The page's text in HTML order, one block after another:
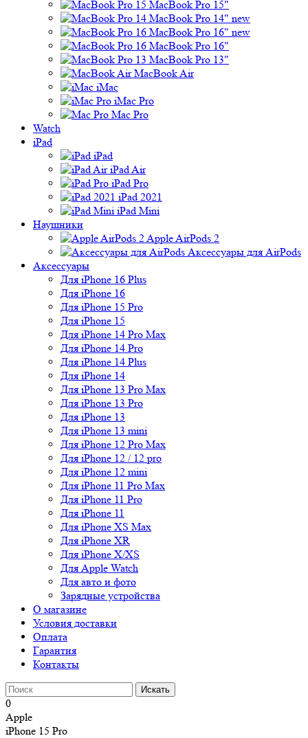
MacBook Pro 15"
MacBook Pro 14" new
MacBook Pro 16" new
MacBook Pro 16"
MacBook Pro 13"
MacBook Air
iMac
iMac Pro
Mac Pro
Watch
iPad
iPad
iPad Air
iPad Pro
iPad 2021
iPad Mini
Наушники
Apple AirPods 2
Аксессуары для AirPods
Аксессуары
Для iPhone 16 Plus
Для iPhone 16
Для iPhone 15 Pro
Для iPhone 15
Для iPhone 14 Pro Max
Для iPhone 14 Pro
Для iPhone 14 Plus
Для iPhone 14
Для iPhone 13 Pro Max
Для iPhone 13 Pro
Для iPhone 13
Для iPhone 13 mini
Для iPhone 12 Pro Max
Для iPhone 12 / 12 pro
Для iPhone 12 mini
Для iPhone 11 Pro Max
Для iPhone 11 Pro
Для iPhone 11
Для iPhone XS Max
Для iPhone XR
Для iPhone X/XS
Для Apple Watch
Для авто и фото
Зарядные устройства
О магазине
Условия доставки
Оплата
Гарантия
Контакты
0
Apple
iPhone 15 Pro